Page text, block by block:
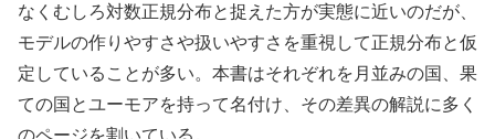
なくむしろ対数正規分布と捉えた方が実態に近いのだが、
モデルの作りやすさや扱いやすさを重視して正規分布と仮
定していることが多い。本書はそれぞれを月並みの国、果
ての国とユーモアを持って名付け、その差異の解説に多く
のページを割いている。